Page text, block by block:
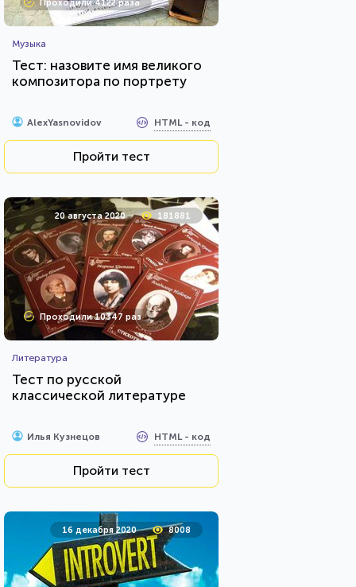
Проходили 4122 раза
Музыка
Тест: назовите имя великого
композитора по портрету
AlexYasnovidov HTML - код
Пройти тест
20 августа 2020 181881
Проходили 10347 раз
Литература
Тест по русской
классической литературе
Илья Кузнецов HTML - код
Пройти тест
16 декабря 2020 8008